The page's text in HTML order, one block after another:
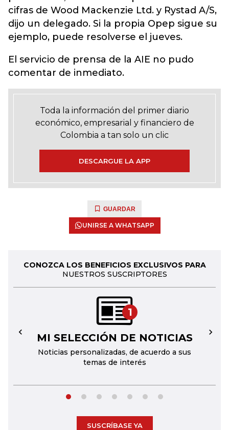
cifras de Wood Mackenzie Ltd. y Rystad A/S,
dijo un delegado. Si la propia Opep sigue su
ejemplo, puede resolverse el jueves.
El servicio de prensa de la AIE no pudo
comentar de inmediato.
Toda la información del primer diario
económico, empresarial y financiero de
Colombia a tan solo un clic
DESCARGUE LA APP
GUARDAR
UNIRSE A WHATSAPP
CONOZCA LOS BENEFICIOS EXCLUSIVOS PARA
NUESTROS SUSCRIPTORES
1
MI SELECCIÓN DE NOTICIAS
Noticias personalizadas, de acuerdo a sus
temas de interés
← →
SUSCRÍBASE YA